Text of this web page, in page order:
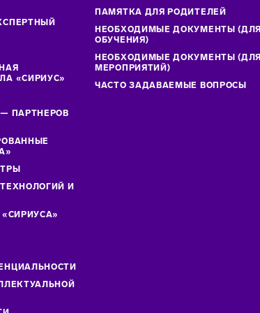
«СИРИУС»
ПАРТНЕРОВ
И
ПАМЯТКА ДЛЯ РОДИТЕЛЕЙ
НЕОБХОДИМЫЕ ДОКУМЕНТЫ (ДЛЯ
ОБУЧЕНИЯ)
НЕОБХОДИМЫЕ ДОКУМЕНТЫ (ДЛЯ
МЕРОПРИЯТИЙ)
ЧАСТО ЗАДАВАЕМЫЕ ВОПРОСЫ